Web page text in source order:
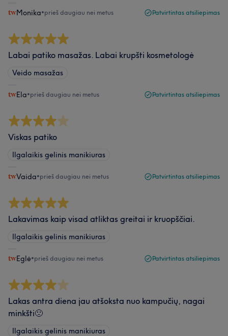
Monika•prieš daugiau nei metus Patvirtintas atsiliepimas
Labai patiko masažas. Labai krupšti kosmetologė
Veido masažas
Ela•prieš daugiau nei metus Patvirtintas atsiliepimas
Viskas patiko
Ilgalaikis gelinis manikiuras
Vaida•prieš daugiau nei metus Patvirtintas atsiliepimas
Lakavimas kaip visad atliktas greitai ir kruopščiai.
Ilgalaikis gelinis manikiuras
Eglė•prieš daugiau nei metus Patvirtintas atsiliepimas
Lakas antra diena jau atšoksta nuo kampučių, nagai
minkšti🙁
Ilgalaikis gelinis manikiuras